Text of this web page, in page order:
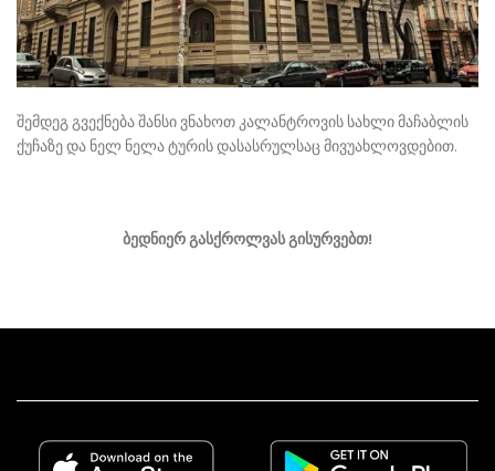
შემდეგ გვექნება შანსი ვნახოთ კალანტროვის სახლი მაჩაბლის
ქუჩაზე და ნელ ნელა ტურის დასასრულსაც მივუახლოვდებით.
ბედნიერ გასქროლვას გისურვებთ!